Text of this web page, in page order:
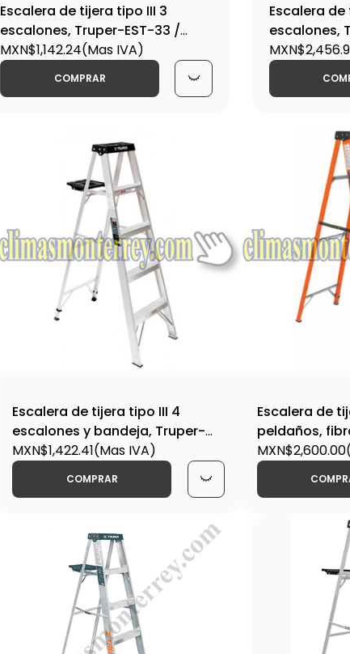
Escalera de tijera tipo III 3
escalones, Truper-EST-33 /
16741
MXN$1,142.24(Mas IVA)
COMPRAR
Escalera
escalones,
10497
Escalera de tijera tipo III 4
escalones y bandeja, Truper-
EST-34 / 16742
MXN$1,422.41(Mas IVA)
COMPRAR
Escalera de
peldaños,
35FV / 16756
MXN$2,600.00